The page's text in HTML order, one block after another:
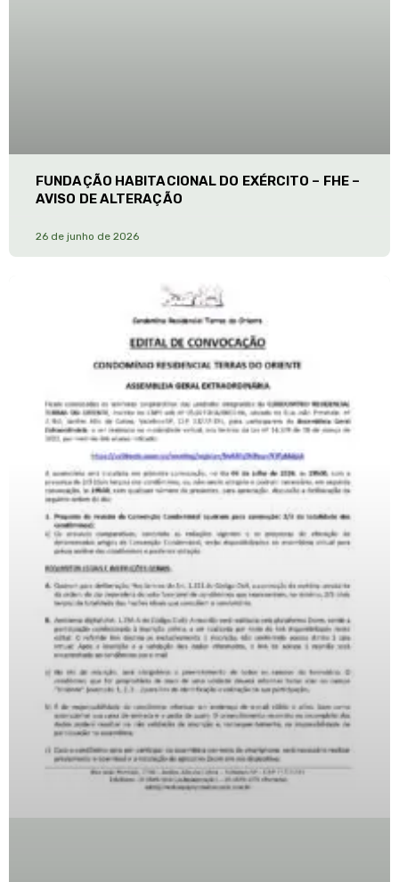
FUNDAÇÃO HABITACIONAL DO EXÉRCITO – FHE –
AVISO DE ALTERAÇÃO
26 de junho de 2026